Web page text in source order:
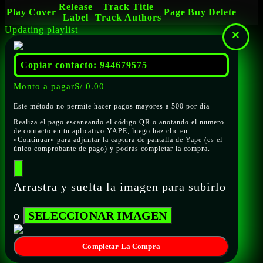
Play Cover
Release
Label
Track Title
Track Authors
Page Buy Delete
Updating playlist
×
Copiar contacto: 944679575
Monto a pagarS/ 0.00
Este método no permite hacer pagos mayores a 500 por día
Realiza el pago escaneando el código QR o anotando el numero
de contacto en tu aplicativo YAPE, luego haz clic en
«Continuar» para adjuntar la captura de pantalla de Yape (es el
único comprobante de pago) y podrás completar la compra.
Arrastra y suelta la imagen para subirlo
o SELECCIONAR IMAGEN